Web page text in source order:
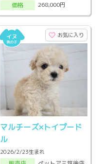
価格
268,000円
お気に入り
マルチーズ×トイプード
ル
2026/2/23生まれ